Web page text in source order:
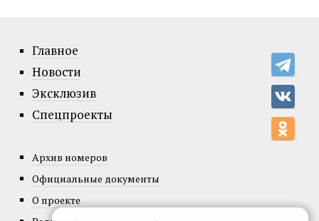
Главное
Новости
Эксклюзив
Спецпроекты
Архив номеров
Официальные документы
О проекте